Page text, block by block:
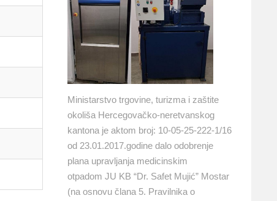
Ministarstvo trgovine, turizma i zaštite
okoliša Hercegovačko-neretvanskog
kantona je aktom broj: 10-05-25-222-1/16
od 23.01.2017.godine dalo odobrenje
plana upravljanja medicinskim
otpadom JU KB “Dr. Safet Mujić” Mostar
(na osnovu člana 5. Pravilnika o